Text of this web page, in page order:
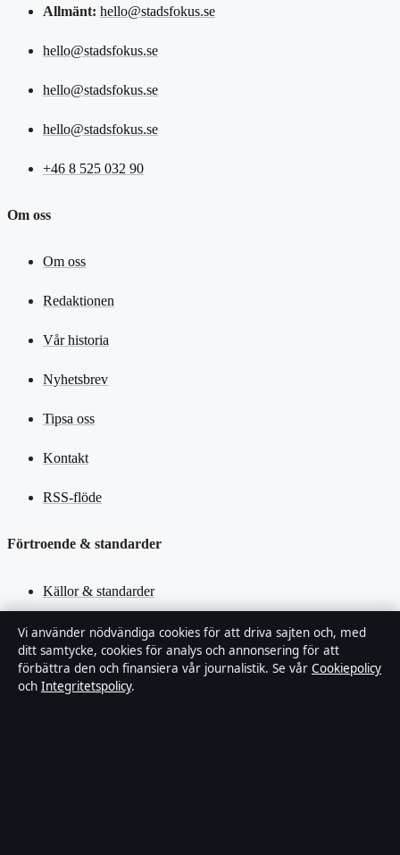
Allmänt: hello@stadsfokus.se
hello@stadsfokus.se
hello@stadsfokus.se
hello@stadsfokus.se
+46 8 525 032 90
Om oss
Om oss
Redaktionen
Vår historia
Nyhetsbrev
Tipsa oss
Kontakt
RSS-flöde
Förtroende & standarder
Källor & standarder
Redaktionell policy
Rättelsepolicy
Vi använder nödvändiga cookies för att driva sajten och, med
ditt samtycke, cookies för analys och annonsering för att
förbättra den och finansiera vår journalistik. Se vår Cookiepolicy
och Integritetspolicy.